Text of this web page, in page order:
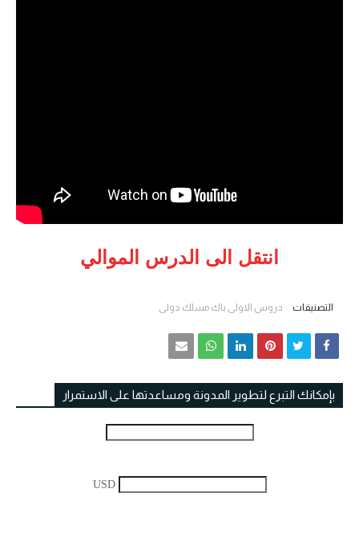
انتقل الى الدرس الموالي
التصنيفات دروس الاولى باك مسلك دولي
بإمكانك التبرع لتطوير المدونة ومساعدتها على الاستمرار
USD